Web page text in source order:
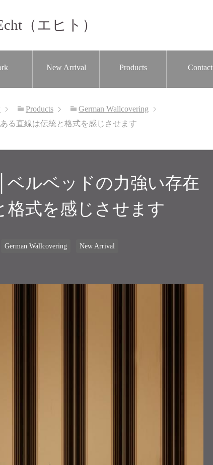
（エヒト）
New Arrival Products Contact
Products
German Wallcovering
る直線は伝統と格式を感じさせます
ベルベッドの力強い存在
格式を感じさせます
German Wallcovering New Arrival